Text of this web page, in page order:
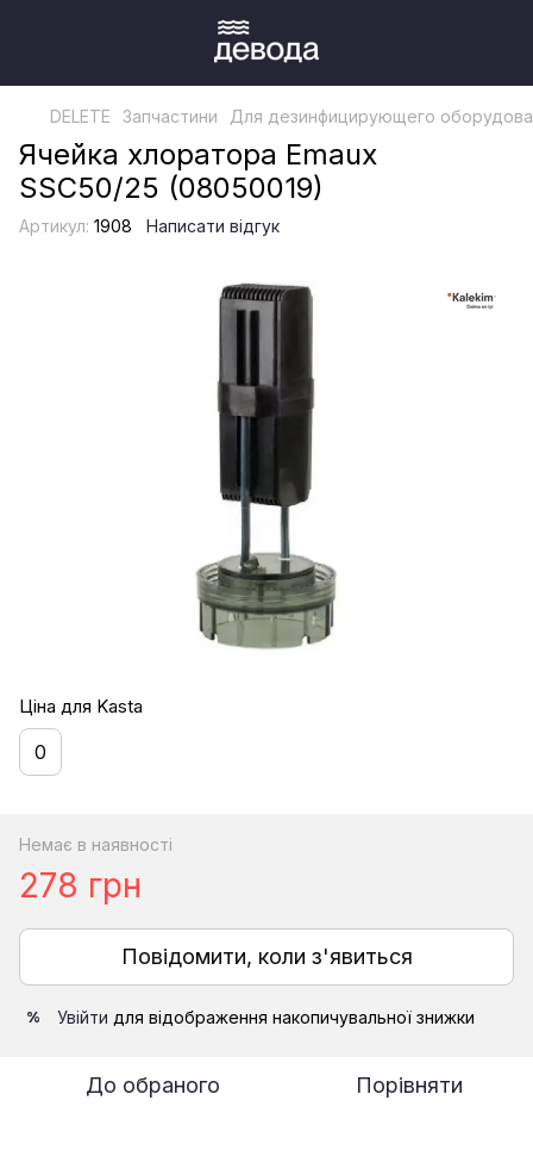
DELETE Запчастини Для дезинфицирующего
Ячейка хлоратора Emaux
SSC50/25 (08050019)
Артикул: 1908 Написати відгук
Ціна для Kasta
0
Немає в наявності
278 грн
Повідомити, коли з'явиться
% Увійти для відображення накопичувальної знижки
До обраного Порівняти